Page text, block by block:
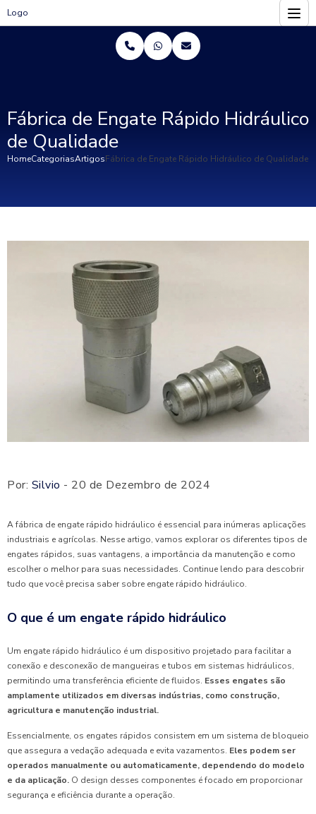
Logo
HomeCategoriasArtigosFábrica de Engate Rápido Hidráulico de Qualidade
Fábrica de Engate Rápido Hidráulico
de Qualidade
Por: Silvio - 20 de Dezembro de 2024
A fábrica de engate rápido hidráulico é essencial para inúmeras aplicações
industriais e agrícolas. Nesse artigo, vamos explorar os diferentes tipos de
engates rápidos, suas vantagens, a importância da manutenção e como
escolher o melhor para suas necessidades. Continue lendo para descobrir
tudo que você precisa saber sobre engate rápido hidráulico.
O que é um engate rápido hidráulico
Um engate rápido hidráulico é um dispositivo projetado para facilitar a
conexão e desconexão de mangueiras e tubos em sistemas hidráulicos,
permitindo uma transferência eficiente de fluidos. Esses engates são
amplamente utilizados em diversas indústrias, como construção,
agricultura e manutenção industrial.
Essencialmente, os engates rápidos consistem em um sistema de bloqueio
que assegura a vedação adequada e evita vazamentos. Eles podem ser
operados manualmente ou automaticamente, dependendo do modelo
e da aplicação. O design desses componentes é focado em proporcionar
segurança e eficiência durante a operação.